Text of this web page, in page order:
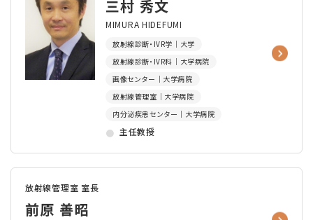
三村 秀文
MIMURA HIDEFUMI
放射線診断・IVR学｜大学
放射線診断・IVR科｜大学病院
画像センター｜大学病院
放射線管理室｜大学病院
内分泌疾患センター｜大学病院
主任教授
放射線管理室 室長
前原 善昭